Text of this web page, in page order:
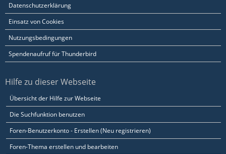
Datenschutzerklärung
Einsatz von Cookies
Nutzungsbedingungen
Spendenaufruf für Thunderbird
Hilfe zu dieser Webseite
Übersicht der Hilfe zur Webseite
Die Suchfunktion benutzen
Foren-Benutzerkonto - Erstellen (Neu registrieren)
Foren-Thema erstellen und bearbeiten